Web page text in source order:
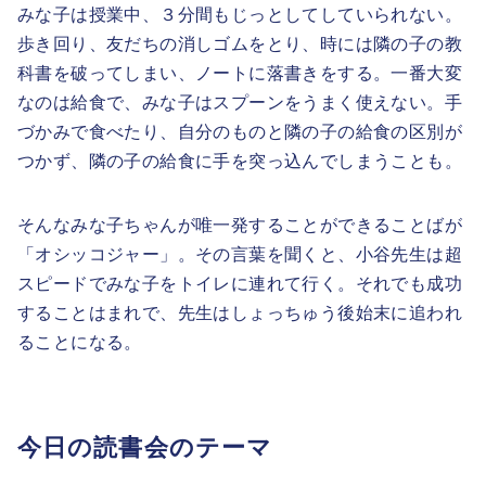
みな子は授業中、３分間もじっとしてしていられない。
歩き回り、友だちの消しゴムをとり、時には隣の子の教
科書を破ってしまい、ノートに落書きをする。一番大変
なのは給食で、みな子はスプーンをうまく使えない。手
づかみで食べたり、自分のものと隣の子の給食の区別が
つかず、隣の子の給食に手を突っ込んでしまうことも。
そんなみな子ちゃんが唯一発することができることばが
「オシッコジャー」。その言葉を聞くと、小谷先生は超
スピードでみな子をトイレに連れて行く。それでも成功
することはまれで、先生はしょっちゅう後始末に追われ
ることになる。
今日の読書会のテーマ